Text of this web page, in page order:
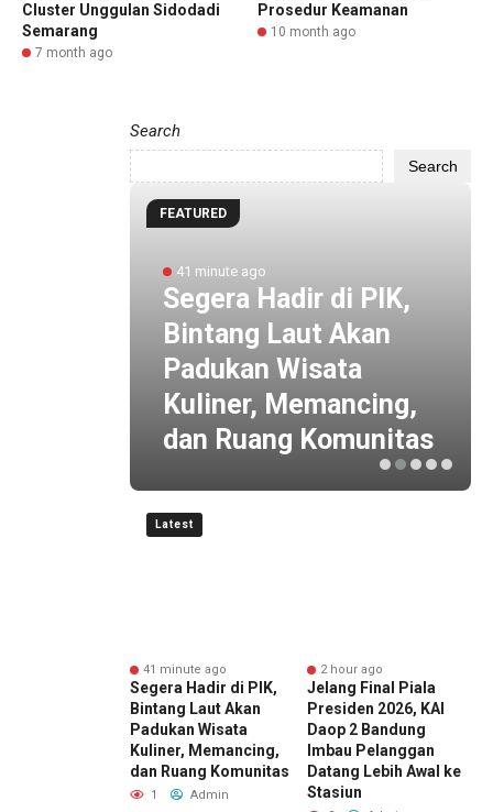
Cluster Unggulan Sidodadi
Semarang
7 month ago
Prosedur Keamanan
10 month ago
Search
Search
FEATURED
41 minute ago
Segera Hadir di PIK,
Bintang Laut Akan
Padukan Wisata
Kuliner, Memancing,
dan Ruang Komunitas
Latest
41 minute ago
Segera Hadir di PIK,
Bintang Laut Akan
Padukan Wisata
Kuliner, Memancing,
dan Ruang Komunitas
1 Admin
2 hour ago
Jelang Final Piala
Presiden 2026, KAI
Daop 2 Bandung
Imbau Pelanggan
Datang Lebih Awal ke
Stasiun